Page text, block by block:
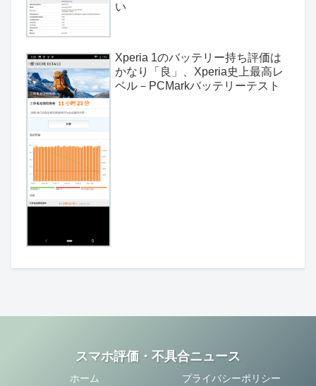
い
Xperia 1のバッテリー持ち評価は
かなり「良」、Xperia史上最高レ
ベル－PCMarkバッテリーテスト
スマホ評価・不具合ニュース
ホーム プライバシーポリシー